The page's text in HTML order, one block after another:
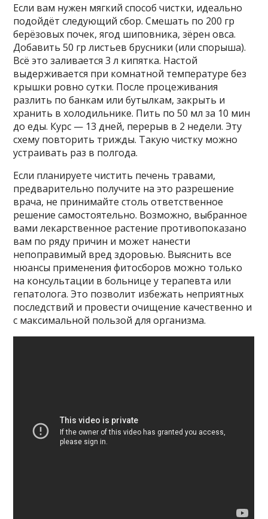
Если вам нужен мягкий способ чистки, идеально
подойдёт следующий сбор. Смешать по 200 гр
берёзовых почек, ягод шиповника, зёрен овса.
Добавить 50 гр листьев брусники (или спорыша).
Всё это заливается 3 л кипятка. Настой
выдерживается при комнатной температуре без
крышки ровно сутки. После процеживания
разлить по банкам или бутылкам, закрыть и
хранить в холодильнике. Пить по 50 мл за 10 мин
до еды. Курс — 13 дней, перерыв в 2 недели. Эту
схему повторить трижды. Такую чистку можно
устраивать раз в полгода.
Если планируете чистить печень травами,
предварительно получите на это разрешение
врача, не принимайте столь ответственное
решение самостоятельно. Возможно, выбранное
вами лекарственное растение противопоказано
вам по ряду причин и может нанести
непоправимый вред здоровью. Выяснить все
нюансы применения фитосборов можно только
на консультации в больнице у терапевта или
гепатолога. Это позволит избежать неприятных
последствий и провести очищение качественно и
с максимальной пользой для организма.